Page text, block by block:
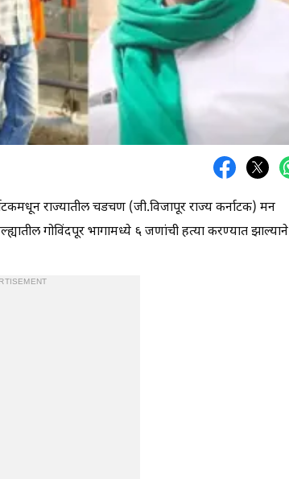
राज्यातील चडचण (जी.विजापूर राज्य कर्नाटक) मन
गोविंदपूर भागामध्ये ६ जणांची हत्या करण्यात झाल्याने